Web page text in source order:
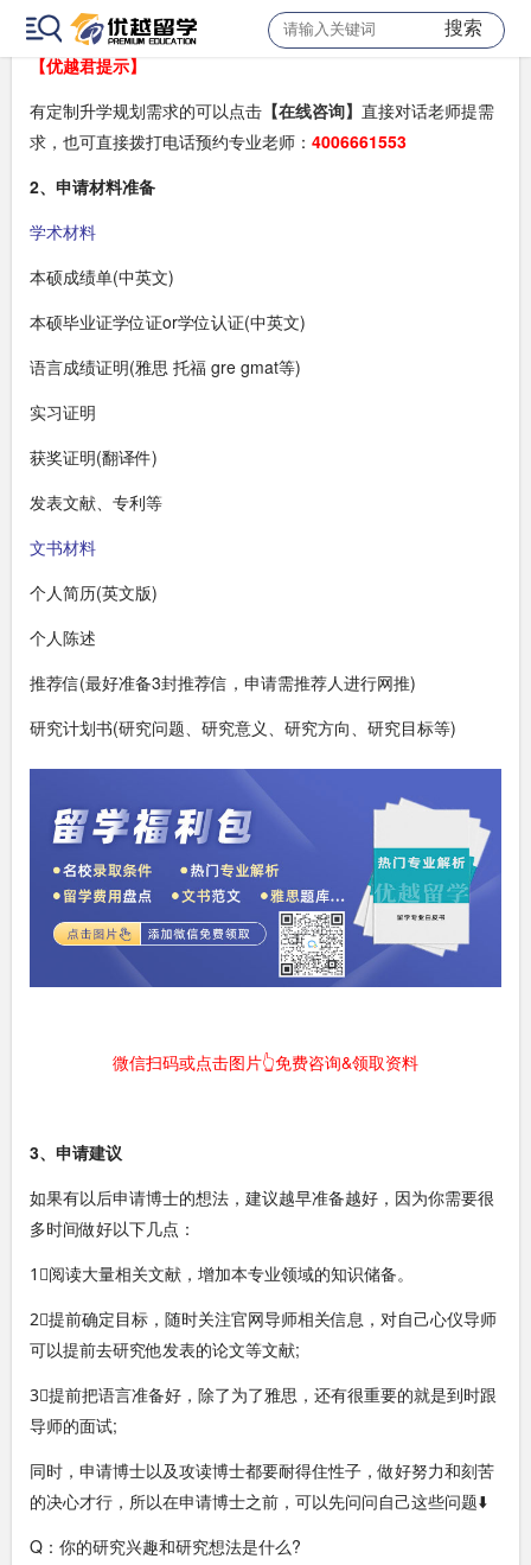
搜索
er发表、项目参与、专业内文献积累等)
【优越君提示】
有定制升学规划需求的可以点击 【在线咨询】 直接对话老师提需
求，也可直接拨打电话预约专业老师： 4006661553
2、申请材料准备
学术材料
本硕成绩单(中英文)
本硕毕业证学位证or学位认证(中英文)
语言成绩证明(雅思 托福 gre gmat等)
实习证明
获奖证明(翻译件)
发表文献、专利等
文书材料
个人简历(英文版)
个人陈述
推荐信(最好准备3封推荐信，申请需推荐人进行网推)
研究计划书(研究问题、研究意义、研究方向、研究目标等)
微信扫码或点击图片👆免费咨询&领取资料
3、申请建议
如果有以后申请博士的想法，建议越早准备越好，因为你需要很
多时间做好以下几点：
1⃣️阅读大量相关文献，增加本专业领域的知识储备。
2⃣️提前确定目标，随时关注官网导师相关信息，对自己心仪导师
可以提前去研究他发表的论文等文献;
3⃣️提前把语言准备好，除了为了雅思，还有很重要的就是到时跟
导师的面试;
同时，申请博士以及攻读博士都要耐得住性子，做好努力和刻苦
的决心才行，所以在申请博士之前，可以先问问自己这些问题⬇️
Q：你的研究兴趣和研究想法是什么?